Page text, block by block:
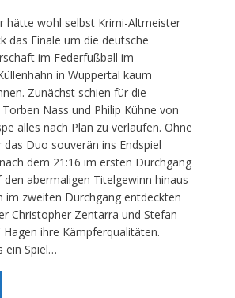
hätte wohl selbst Krimi-Altmeister
das Finale um die deutsche
im Federfußball im
in Wuppertal kaum
Zunächst schien für die
Nass und Philip Kühne von
alles nach Plan zu verlaufen. Ohne
Duo souverän ins Endspiel
dem 21:16 im ersten Durchgang
den abermaligen Titelgewinn hinaus
im zweiten Durchgang entdeckten
Christopher Zentarra und Stefan
Hagen ihre Kämpferqualitäten.
ein Spiel…